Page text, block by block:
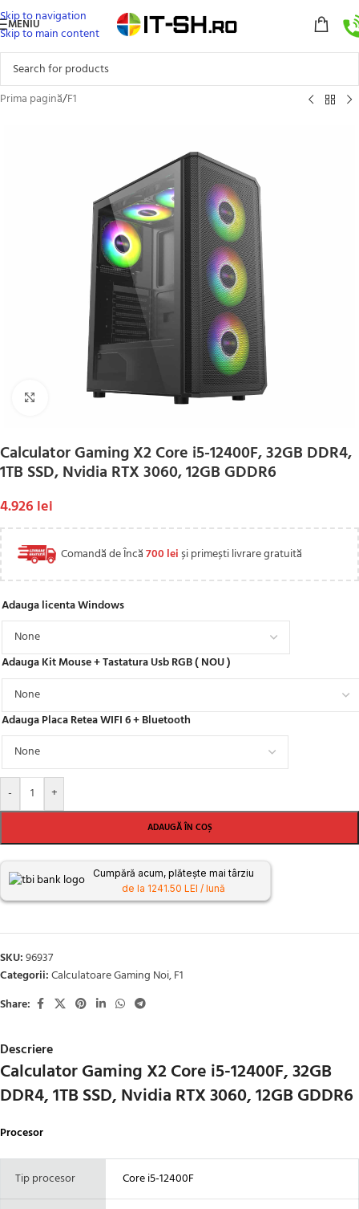
Skip to navigation
Skip to main content
MENIU
Prima pagină/F1
Click to enlarge
Calculator Gaming X2 Core i5-12400F, 32GB DDR4,
1TB SSD, Nvidia RTX 3060, 12GB GDDR6
4.926 lei
Comandă de Încă700 leiși primești livrare gratuită
Adauga licenta Windows
Adauga Kit Mouse + Tastatura Usb RGB ( NOU )
Adauga Placa Retea WIFI 6 + Bluetooth
- +
ADAUGĂ ÎN COȘ
Cumpără acum, plătește mai târziu
de la 1241.50 LEI / lună
SKU:96937
Categorii:Calculatoare Gaming Noi,F1
Share:
Descriere
Calculator Gaming X2 Core i5-12400F, 32GB
DDR4, 1TB SSD, Nvidia RTX 3060, 12GB GDDR6
Procesor
Tip procesor Core i5-12400F